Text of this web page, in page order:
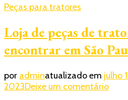
Peças para tratores
Loja de peças de
encontrar em São
por adminatualizado em julho
2023Deixe um comentárioem